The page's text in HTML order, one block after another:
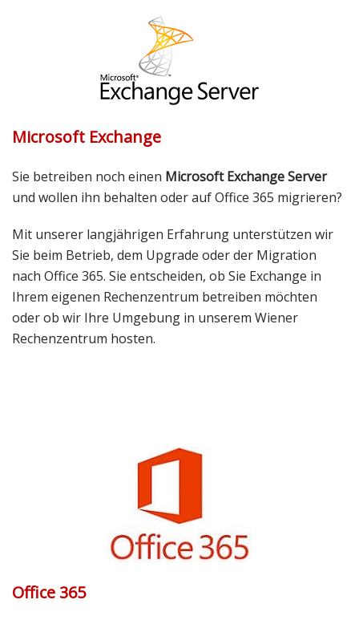
Microsoft Exchange
Sie betreiben noch einen Microsoft Exchange Server
und wollen ihn behalten oder auf Office 365 migrieren?
Mit unserer langjährigen Erfahrung unterstützen wir
Sie beim Betrieb, dem Upgrade oder der Migration
nach Office 365. Sie entscheiden, ob Sie Exchange in
Ihrem eigenen Rechenzentrum betreiben möchten
oder ob wir Ihre Umgebung in unserem Wiener
Rechenzentrum hosten.
Office 365